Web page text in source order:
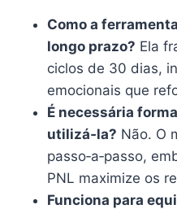
Como a
longo prazo? Ela
ciclos de 30 dias,
emocionais que
É necessária
utilizá‑la? Não. O
passo‑a‑passo,
PNL maximize os
Funciona para